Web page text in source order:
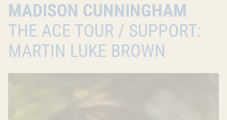
MADISON CUNNINGHAM
THE ACE TOUR / SUPPORT:
MARTIN LUKE BROWN